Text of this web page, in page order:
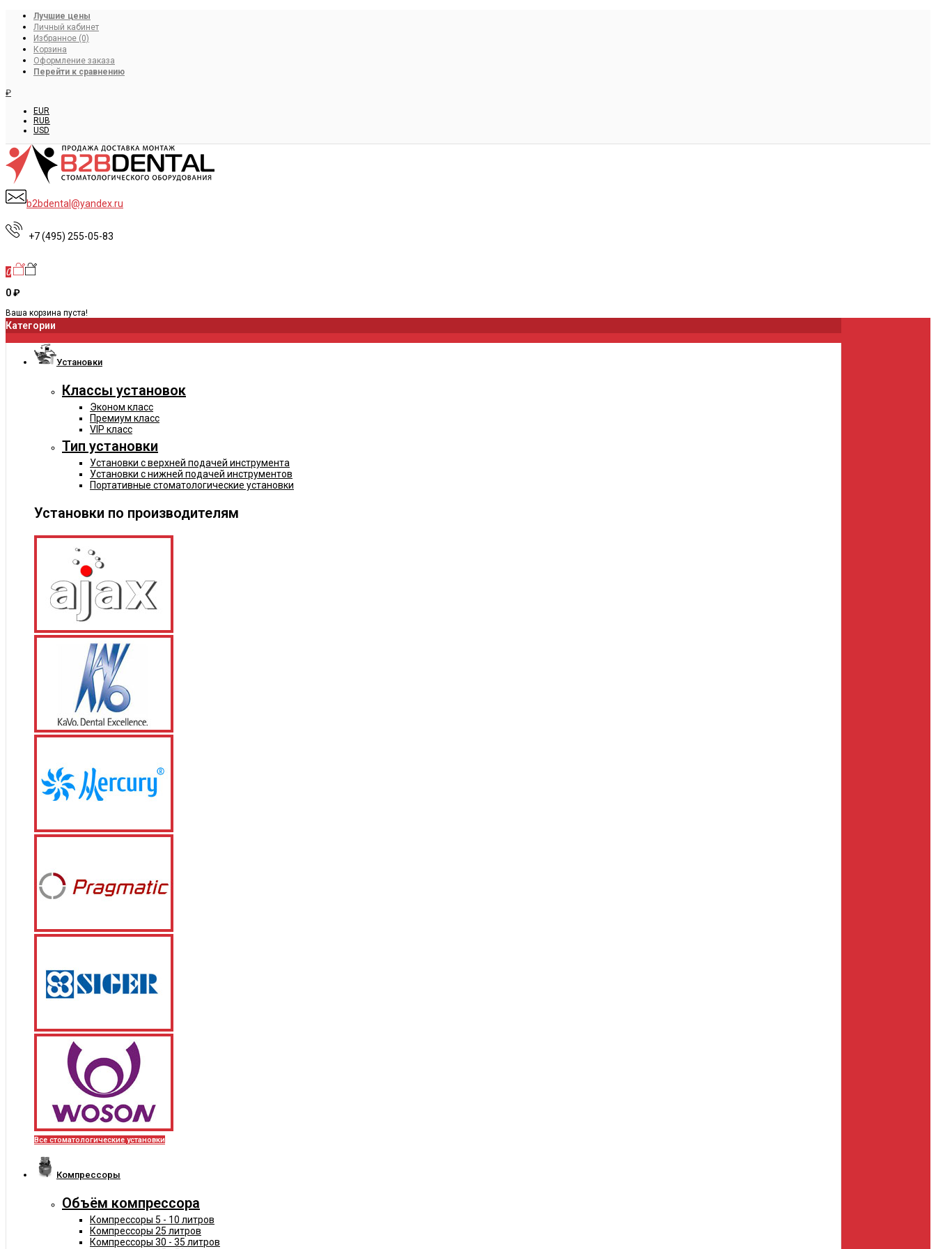
Лучшие цены
Личный кабинет
Избранное (0)
Корзина
Оформление заказа
Перейти к сравнению
₽
EUR
RUB
USD
b2bdental@yandex.ru
+7 (495) 255-05-83
0
0 ₽
Ваша корзина пуста!
Категории
Установки
Классы установок
Эконом класс
Премиум класс
VIP класс
Тип установки
Установки с верхней подачей инструмента
Установки с нижней подачей инструментов
Портативные стоматологические установки
Установки по производителям
Все стоматологические установки
Компрессоры
Объём компрессора
Компрессоры 5 - 10 литров
Компрессоры 25 литров
Компрессоры 30 - 35 литров